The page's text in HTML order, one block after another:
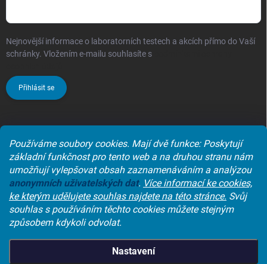
Používáme soubory cookies. Mají dvě funkce: Poskytují
základní funkčnost pro tento web a na druhou stranu nám
umožňují vylepšovat obsah zaznamenáváním a analýzou
anonymních uživatelských dat. Více informací ke cookies,
ke kterým udělujete souhlas najdete na této stránce. Svůj
souhlas s používáním těchto cookies můžete stejným
způsobem kdykoli odvolat.
Nastavení
Nejnovější informace o laboratorních testech a akcích přímo do Vaší
schránky. Vložením e-mailu souhlasíte s
Přihlásit se
Laboratoře synlab czech s.r.o.
nastavení cookies